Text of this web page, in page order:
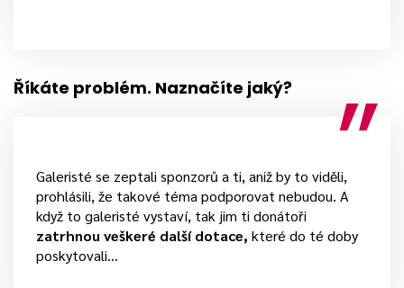
Říkáte problém. Naznačíte jaký?
Galeristé se zeptali sponzorů a ti, aniž by to viděli,
prohlásili, že takové téma podporovat nebudou. A
když to galeristé vystaví, tak jim ti donátoři
zatrhnou veškeré další dotace, které do té doby
poskytovali…